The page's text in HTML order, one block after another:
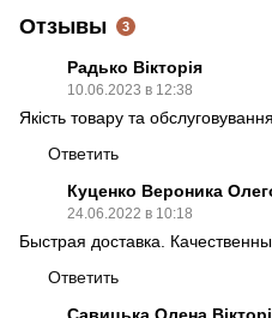
Отзывы 3
Радько Вікторія
10.06.2023 в 12:38
Якість товару та
Ответить
Куценко Вероника
24.06.2022 в 10:18
Быстрая доставка.
Ответить
Савицька Олена